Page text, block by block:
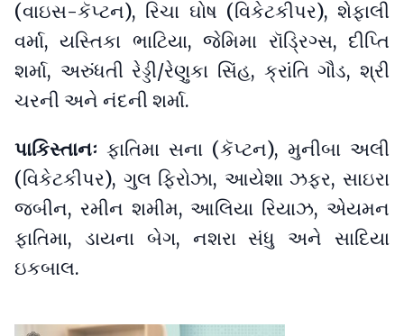
(વાઇસ-કૅપ્ટન), રિચા ઘોષ (વિકેટકીપર), શેફાલી
વર્મા, યસ્તિકા ભાટિયા, જેમિમા રૉડ્રિગ્સ, દીપ્તિ
શર્મા, અરુંધતી રેડ્ડી/રેણુકા સિંહ, ક્રાંતિ ગૌડ, શ્રી
ચરની અને નંદની શર્મા.
પાકિસ્તાનઃ ફાતિમા સના (કૅપ્ટન), મુનીબા અલી
(વિકેટકીપર), ગુલ ફિરોઝા, આયેશા ઝફર, સાઇરા
જબીન, રમીન શમીમ, આલિયા રિયાઝ, એયમન
ફાતિમા, ડાયના બેગ, નશરા સંધુ અને સાદિયા
ઇકબાલ.